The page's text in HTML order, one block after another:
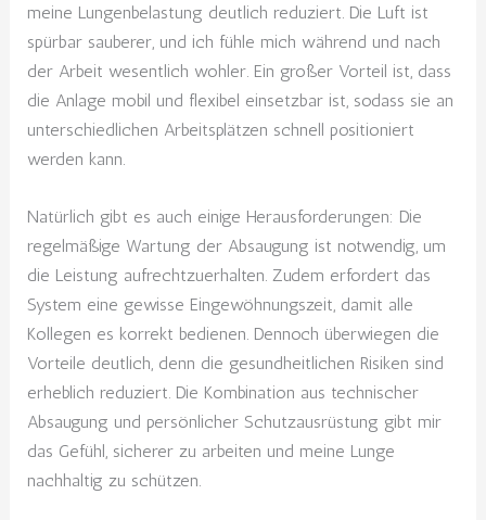
meine Lungenbelastung deutlich reduziert. Die Luft ist
spürbar sauberer, und ich fühle mich während und nach
der Arbeit wesentlich wohler. Ein großer Vorteil ist, dass
die Anlage mobil und flexibel einsetzbar ist, sodass sie an
unterschiedlichen Arbeitsplätzen schnell positioniert
werden kann.
Natürlich gibt es auch einige Herausforderungen: Die
regelmäßige Wartung der Absaugung ist notwendig, um
die Leistung aufrechtzuerhalten. Zudem erfordert das
System eine gewisse Eingewöhnungszeit, damit alle
Kollegen es korrekt bedienen. Dennoch überwiegen die
Vorteile deutlich, denn die gesundheitlichen Risiken sind
erheblich reduziert. Die Kombination aus technischer
Absaugung und persönlicher Schutzausrüstung gibt mir
das Gefühl, sicherer zu arbeiten und meine Lunge
nachhaltig zu schützen.